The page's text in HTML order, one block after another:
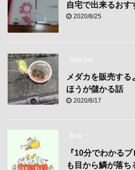
自宅で出来るおす
2020/8/25
Side-job
メダカを販売す
ほうが儲かる話
2020/8/17
Blog
『10分でわかる
も目から鱗が落ち